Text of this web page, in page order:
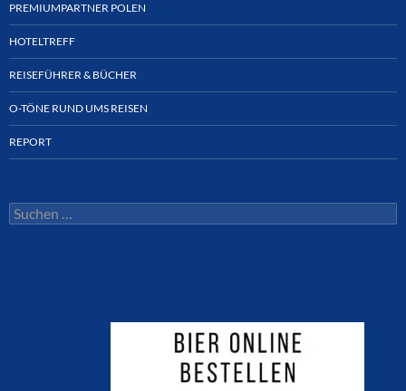
PREMIUMPARTNER POLEN
HOTELTREFF
REISEFÜHRER & BÜCHER
O-TÖNE RUND UMS REISEN
REPORT
Suchen
nach: